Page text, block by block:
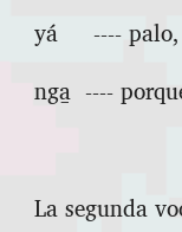
yá ‑‑‑‑
nga̱ ‑‑‑‑
La segunda